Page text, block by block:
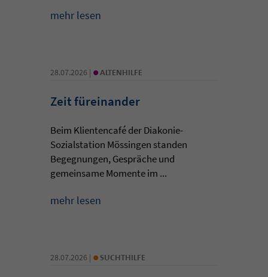
mehr lesen
28.07.2026 | • ALTENHILFE
Zeit füreinander
Beim Klientencafé der Diakonie-
Sozialstation Mössingen standen
Begegnungen, Gespräche und
gemeinsame Momente im ...
mehr lesen
28.07.2026 | • SUCHTHILFE